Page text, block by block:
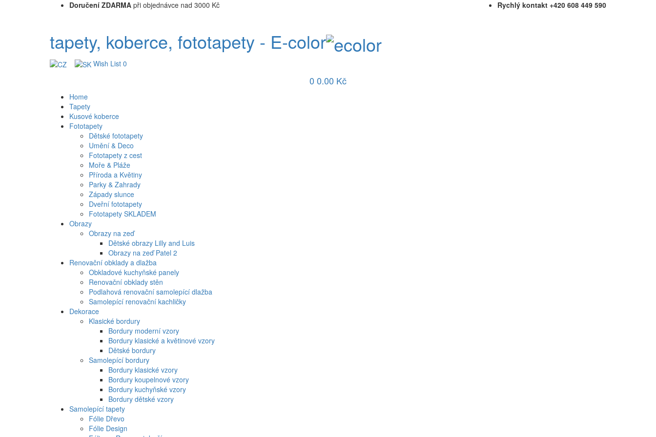
Doručení ZDARMA při objednávce nad 3000 Kč Rychlý kontakt +420 608 449 590
tapety, koberce, fototapety - E-color
Wish List 0
0 0.00 Kč
Home
Tapety
Kusové koberce
Fototapety
Dětské fototapety
Umění & Deco
Fototapety z cest
Moře & Pláže
Příroda a Květiny
Parky & Zahrady
Západy slunce
Dveřní fototapety
Fototapety SKLADEM
Obrazy
Obrazy na zeď
Dětské obrazy Lilly and Luis
Obrazy na zeď Patel 2
Renovační obklady a dlažba
Obkladové kuchyňské panely
Renovační obklady stěn
Podlahová renovační samolepící dlažba
Samolepící renovační kachličky
Dekorace
Klasické bordury
Bordury moderní vzory
Bordury klasické a květinové vzory
Dětské bordury
Samolepící bordury
Bordury klasické vzory
Bordury koupelnové vzory
Bordury kuchyňské vzory
Bordury dětské vzory
Samolepící tapety
Fólie Dřevo
Fólie Design